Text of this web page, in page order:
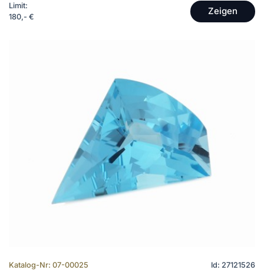
Limit:
180,- €
Zeigen
Katalog-Nr: 07-00025 Id: 27121526